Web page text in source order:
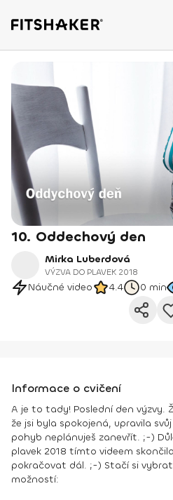
10. Oddechový den
Mirka Luberdová
VÝZVA DO PLAVEK 2018
Náučné video 4.4 0 min
Informace o cvičení
A je to tady! Poslední den výzvy.
že jsi byla spokojená, upravila
pohyb neplánuješ zanevřít. ;-)
plavek 2018 tímto videem
pokračovat dál. ;-) Stačí si
možností: